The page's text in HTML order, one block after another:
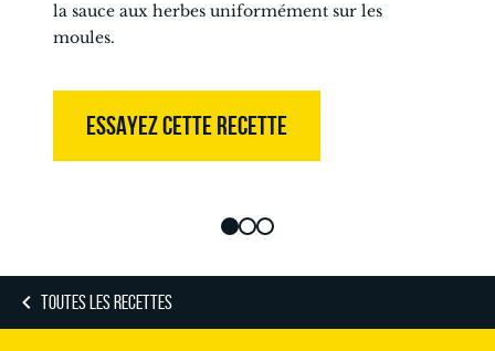
la sauce aux herbes uniformément sur les
moules.
ESSAYEZ CETTE RECETTE
TOUTES LES RECETTES